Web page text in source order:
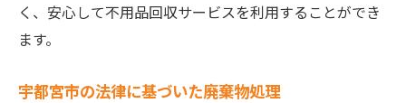
く、安心して不用品回収サービスを利用することができ
ます。
宇都宮市の法律に基づいた廃棄物処理